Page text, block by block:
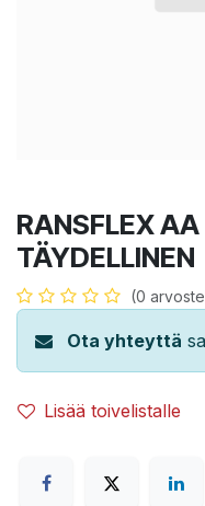
RANSFLEX
TÄYDELLINEN
(0
Ota yhteyttä
Lisää toivelistalle